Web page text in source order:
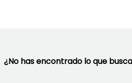
¿No has encontrado lo que